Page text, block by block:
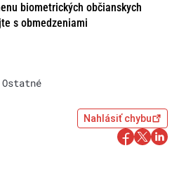
biometrických občianskych
s obmedzeniami
Ostatné
Nahlásiť chybu